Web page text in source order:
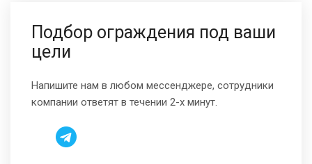
Подбор ограждения под ваши
цели
Напишите нам в любом мессенджере, сотрудники
компании ответят в течении 2-х минут.